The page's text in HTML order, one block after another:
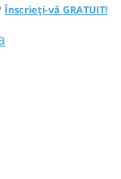
Înscrieți-vă GRATUIT!